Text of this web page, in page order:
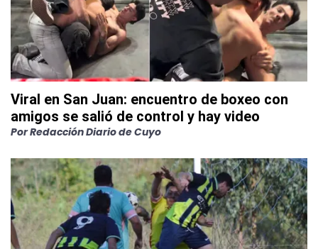
Viral en San Juan: encuentro de boxeo con
amigos se salió de control y hay video
PorRedacción Diario de Cuyo